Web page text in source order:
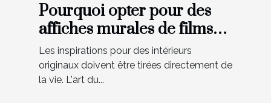
Pourquoi opter pour des
affiches murales de films
pour votre maison ?
Les inspirations pour des intérieurs
originaux doivent être tirées directement de
la vie. L'art du...